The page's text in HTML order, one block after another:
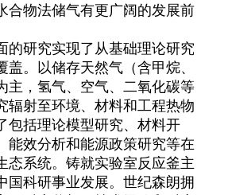
合物法储气有更广阔的发展前
的研究实现了从基础理论研究
盖。以储存天然气（含甲烷、
主，氢气、空气、二氧化碳等
辐射至环境、材料和工程热物
包括理论模型研究、材料开
能效分析和能源政策研究等在
态系统。铸就实验室反应釜主
国科研事业发展。世纪森朗拥